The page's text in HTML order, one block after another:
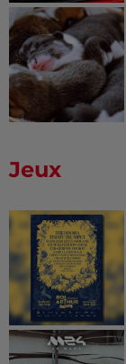
Jeux